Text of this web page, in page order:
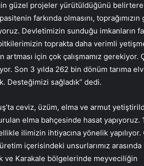
güzel projeler yürütüldüğünü
farkında olmasını, toprağımızın
Devletimizin sunduğu imkanların
toprakta daha verimli
için çok çalışmamız gerekiyor.
Son 3 yılda 262 bin dönüm tarıma
Desteğimizi sağladık” dedi.
ceviz, üzüm, elma ve armut
elma bahçesinde hasat yapıyoruz.
ilimizin ihtiyacına yönelik
içerisindeki unsurlarımız arasında
ve Karakale bölgelerinde meyveciliğin